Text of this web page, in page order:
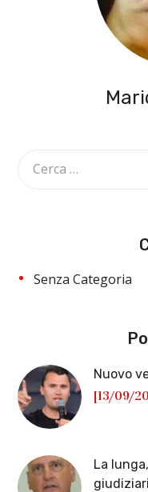
Senza Categoria
Nuovo
[13/09/
La